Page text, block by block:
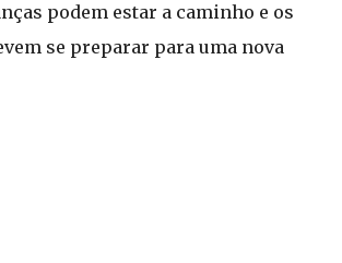
podem estar a caminho e os
se preparar para uma nova